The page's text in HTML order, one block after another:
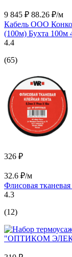
9 845 ₽ 88.26 ₽/м
Кабель ООО
(100м) Бухта 100м
4.4
(65)
326 ₽
32.6 ₽/м
Флисовая
4.3
(12)